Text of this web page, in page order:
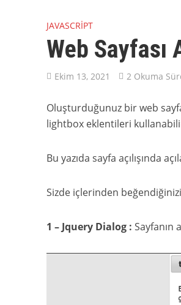
JAVASCRIPT
Web Sayfası
Ekim 13, 2021 2 Okuma
Oluşturduğunuz bir web
lightbox eklentileri
Bu yazıda sayfa açılışında
Sizde içlerinden
1 – Jquery Dialog : Sayfanın